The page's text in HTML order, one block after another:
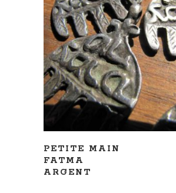
AJOUTER AU PANIER
PETITE MAIN
FATMA
ARGENT